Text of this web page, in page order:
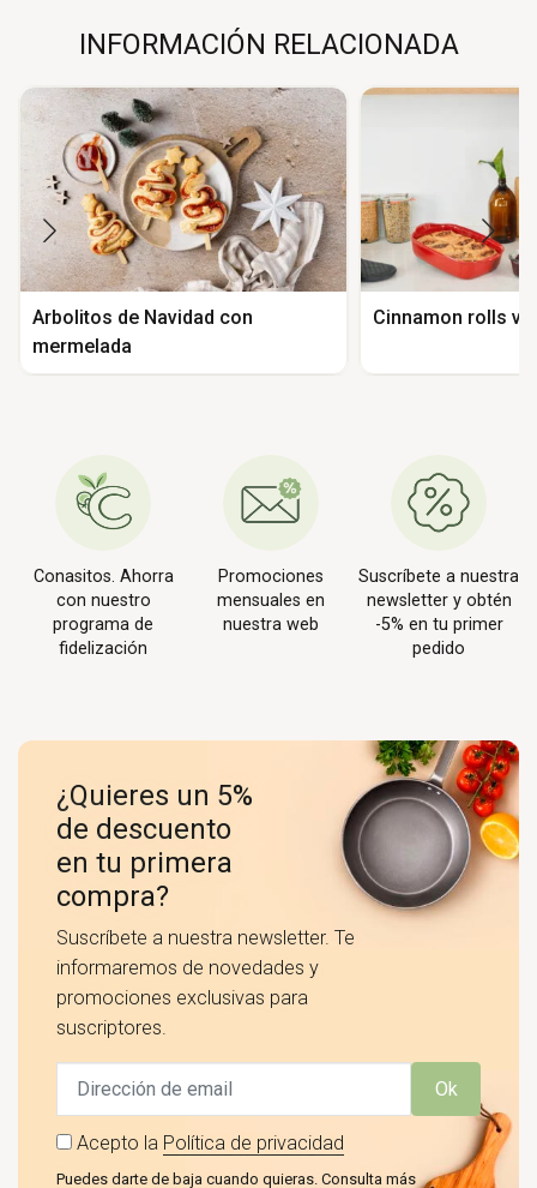
INFORMACIÓN RELACIONADA
Arbolitos de Navidad con
mermelada
Cinnamon rolls
Conasitos. Ahorra
con nuestro
programa de
fidelización
Promociones
mensuales en
nuestra web
Suscríbete a nuestra
newsletter y obtén
-5% en tu primer
pedido
¿Quieres un 5%
de descuento
en tu primera
compra?
Suscríbete a nuestra newsletter. Te
informaremos de novedades y
promociones exclusivas para
suscriptores.
Ok
Acepto la Política de privacidad
Puedes darte de baja cuando quieras. Consulta más